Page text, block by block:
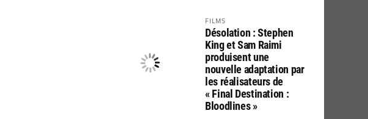
FILMS
Désolation : Stephen
King et Sam Raimi
produisent une
nouvelle adaptation par
les réalisateurs de
« Final Destination :
Bloodlines »